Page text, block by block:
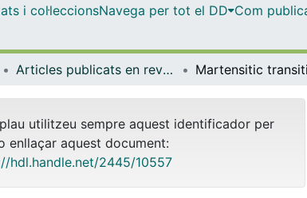
i col·leccionsNavega per tot el DD Com
Articles publicats en revistes (Física Quàntica i Astrofísica)
utilitzeu sempre aquest identificador per
enllaçar aquest document:
hdl.handle.net/2445/10557